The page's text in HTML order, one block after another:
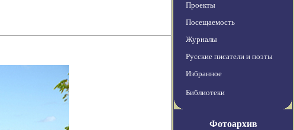
Проекты
Посещаемость
Журналы
Русские писатели и поэты
Избранное
Библиотеки
Фотоархив